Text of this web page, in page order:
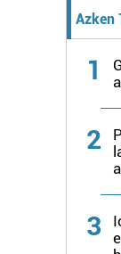
Azken
1
2
3